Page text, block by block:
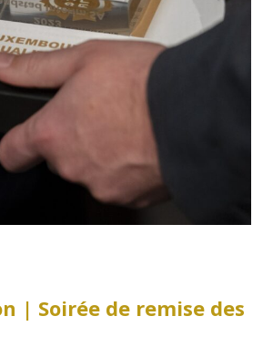
| Soirée de remise des